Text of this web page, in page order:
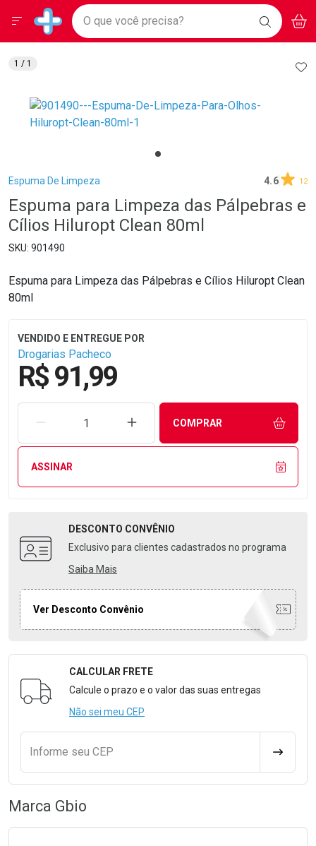
Drogarias Pacheco
Baixe nosso APP e aproveite Ofertas Exclusivas!
BAIXE
O APP
Ir direto para a home
pela página
Ir direto para o conteúdo
Ir direto para a busca
Ir direto para a conta
Ir direto para a notificações
Ir direto para o carrinho
Ir direto para o menu
Faça a sua busca
O que você precisa? BUSCAR
Menu
Breadcrumb
Espuma De Limpeza 4.6 12
Espuma para Limpeza das Pálpebras e
Cílios Hiluropt Clean 80ml
901490
Espuma para Limpeza das Pálpebras e Cílios Hiluropt Clean
80ml
Drogarias Pacheco
R$ 91,99
REMOVER UMA UNIDADEAUMENTAR UMA UNIDADE
COMPRAR
ASSINAR
DESCONTO CONVÊNIO
Exclusivo para clientes cadastrados no programa
Saiba Mais
Ver Desconto Convênio
Formulário para Calcular o Frete
CALCULAR FRETE
Calcule o prazo e o valor das suas entregas
Não sei meu CEP
Informe seu CEP
1 / 1
Marca Gbio